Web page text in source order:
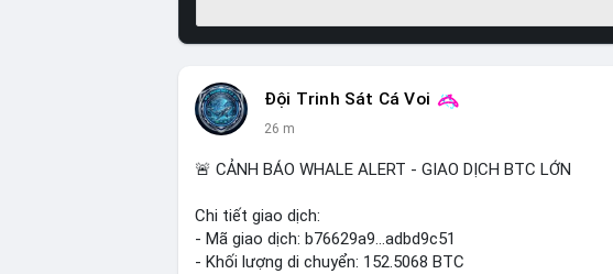
Đội Trinh Sát Cá Voi
26 m
🚨 CẢNH BÁO WHALE ALERT - GIAO DỊCH BTC LỚN
Chi tiết giao dịch:
- Mã giao dịch: b76629a9...adbd9c51
- Khối lượng di chuyển: 152.5068 BTC